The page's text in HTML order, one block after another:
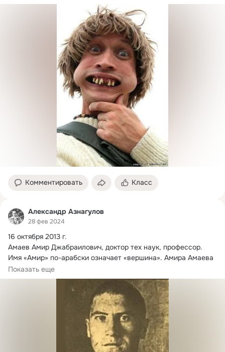
Комментировать Класс
Александр Азнагулов
28 фев 2024
16 октября 2013 г.
Амаев Амир Джабраилович, доктор тех наук, профессор.
Имя «Амир» по-арабски означает «вершина». Амира Амаева
назвали...
Показать еще